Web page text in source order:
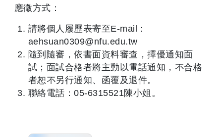
應徵方式：
請將個人履歷表寄至E-mail：
aehsuan0309@nfu.edu.tw
隨到隨審，依書面資料審查，擇優通知面
試；面試合格者將主動以電話通知，不合格
者恕不另行通知、函覆及退件。
聯絡電話：05-6315521陳小姐。